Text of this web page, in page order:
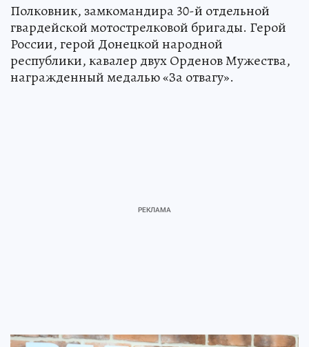
Полковник, замкомандира 30-й отдельной
гвардейской мотострелковой бригады. Герой
России, герой Донецкой народной
республики, кавалер двух Орденов Мужества,
награжденный медалью «За отвагу».